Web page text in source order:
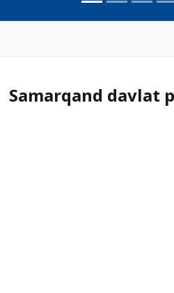
Samarqand davlat